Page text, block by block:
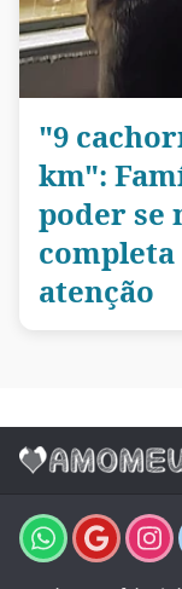
"9
km":
poder se
completa
atenção